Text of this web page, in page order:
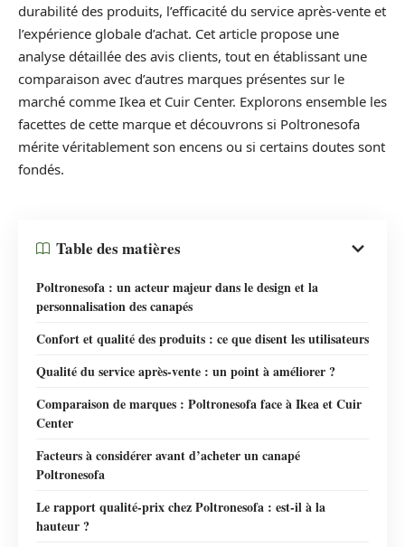
durabilité des produits, l’efficacité du service après-vente et
l’expérience globale d’achat. Cet article propose une
analyse détaillée des avis clients, tout en établissant une
comparaison avec d’autres marques présentes sur le
marché comme Ikea et Cuir Center. Explorons ensemble les
facettes de cette marque et découvrons si Poltronesofa
mérite véritablement son encens ou si certains doutes sont
fondés.
Table des matières
Poltronesofa : un acteur majeur dans le design et la
personnalisation des canapés
Confort et qualité des produits : ce que disent les utilisateurs
Qualité du service après-vente : un point à améliorer ?
Comparaison de marques : Poltronesofa face à Ikea et Cuir
Center
Facteurs à considérer avant d’acheter un canapé
Poltronesofa
Le rapport qualité-prix chez Poltronesofa : est-il à la
hauteur ?